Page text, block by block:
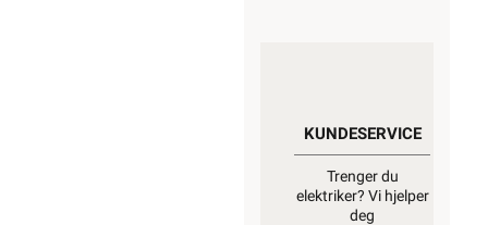
KUNDESERVICE
Trenger du
elektriker? Vi hjelper
deg